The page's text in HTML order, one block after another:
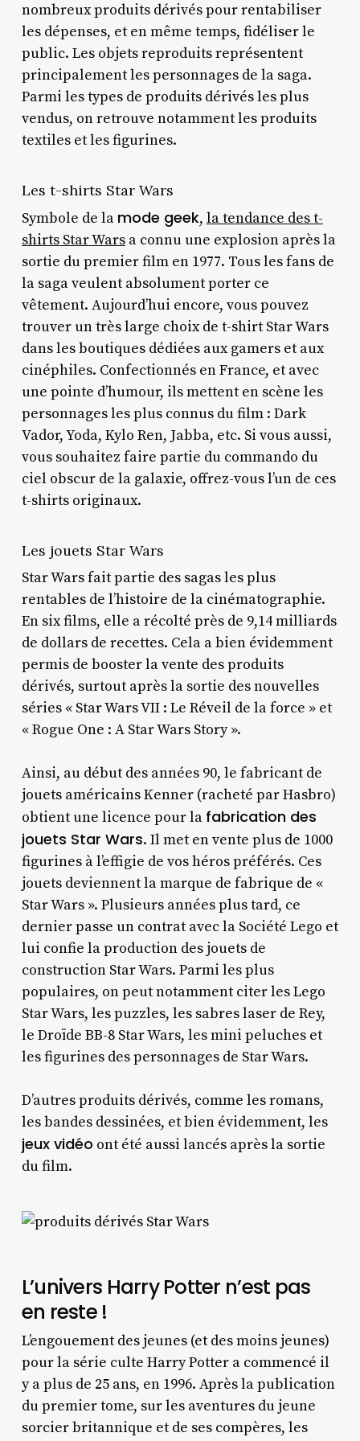
nombreux produits dérivés pour rentabiliser
les dépenses, et en même temps, fidéliser le
public. Les objets reproduits représentent
principalement les personnages de la saga.
Parmi les types de produits dérivés les plus
vendus, on retrouve notamment les produits
textiles et les figurines.
Les t-shirts Star Wars
Symbole de la mode geek, la tendance des t-
shirts Star Warsa connu une explosion après la
sortie du premier film en 1977. Tous les fans de
la saga veulent absolument porter ce
vêtement. Aujourd’hui encore, vous pouvez
trouver un très large choix de t-shirt Star Wars
dans les boutiques dédiées aux gamers et aux
cinéphiles. Confectionnés en France, et avec
une pointe d’humour, ils mettent en scène les
personnages les plus connus du film : Dark
Vador, Yoda, Kylo Ren, Jabba, etc. Si vous aussi,
vous souhaitez faire partie du commando du
ciel obscur de la galaxie, offrez-vous l’un de ces
t-shirts originaux.
Les jouets Star Wars
Star Wars fait partie des sagas les plus
rentables de l’histoire de la cinématographie.
En six films, elle a récolté près de 9,14 milliards
de dollars de recettes. Cela a bien évidemment
permis de booster la vente des produits
dérivés, surtout après la sortie des nouvelles
séries « Star Wars VII : Le Réveil de la force » et
« Rogue One : A Star Wars Story ».
Ainsi, au début des années 90, le fabricant de
jouets américains Kenner (racheté par Hasbro)
obtient une licence pour la fabrication des
jouets Star Wars. Il met en vente plus de 1000
figurines à l’effigie de vos héros préférés. Ces
jouets deviennent la marque de fabrique de «
Star Wars ». Plusieurs années plus tard, ce
dernier passe un contrat avec la Société Lego et
lui confie la production des jouets de
construction Star Wars. Parmi les plus
populaires, on peut notamment citer les Lego
Star Wars, les puzzles, les sabres laser de Rey,
le Droïde BB-8 Star Wars, les mini peluches et
les figurines des personnages de Star Wars.
D’autres produits dérivés, comme les romans,
les bandes dessinées, et bien évidemment, les
jeux vidéo ont été aussi lancés après la sortie
du film.
L’univers Harry Potter n’est pas
en reste !
L’engouement des jeunes (et des moins jeunes)
pour la série culte Harry Potter a commencé il
y a plus de 25 ans, en 1996. Après la publication
du premier tome, sur les aventures du jeune
sorcier britannique et de ses compères, les